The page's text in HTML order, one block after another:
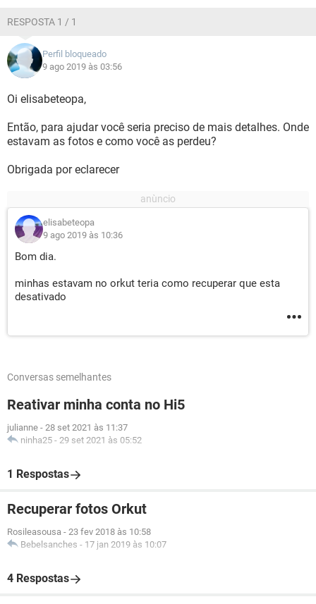
RESPOSTA 1 / 1
Perfil bloqueado
9 ago 2019 às 03:56
Oi elisabeteopa,
Então, para ajudar você seria preciso de mais detalhes. Onde
estavam as fotos e como você as perdeu?
Obrigada por eclarecer
elisabeteopa
9 ago 2019 às 10:36
Bom dia.
minhas estavam no orkut teria como recuperar que esta
desativado
Conversas semelhantes
Reativar minha conta no Hi5
julianne - 28 set 2021 às 11:37
ninha25 - 29 set 2021 às 05:52
1 Respostas
Recuperar fotos Orkut
Rosileasousa - 23 fev 2018 às 10:58
Bebelsanches - 17 jan 2019 às 10:07
4 Respostas